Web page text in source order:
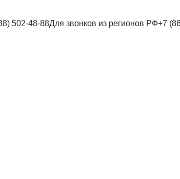
502-48-88Для звонков из регионов РФ+7